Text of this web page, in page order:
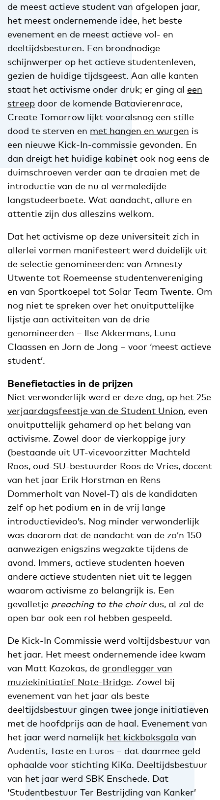
de meest actieve student van afgelopen jaar,
het meest ondernemende idee, het beste
evenement en de meest actieve vol- en
deeltijdsbesturen. Een broodnodige
schijnwerper op het actieve studentenleven,
gezien de huidige tijdsgeest. Aan alle kanten
staat het activisme onder druk; er ging al een
streep door de komende Batavierenrace,
Create Tomorrow lijkt vooralsnog een stille
dood te sterven en met hangen en wurgen is
een nieuwe Kick-In-commissie gevonden. En
dan dreigt het huidige kabinet ook nog eens de
duimschroeven verder aan te draaien met de
introductie van de nu al vermaledijde
langstudeerboete. Wat aandacht, allure en
attentie zijn dus alleszins welkom.
Dat het activisme op deze universiteit zich in
allerlei vormen manifesteert werd duidelijk uit
de selectie genomineerden: van Amnesty
Utwente tot Roemeense studentenvereniging
en van Sportkoepel tot Solar Team Twente. Om
nog niet te spreken over het onuitputtelijke
lijstje aan activiteiten van de drie
genomineerden – Ilse Akkermans, Luna
Claassen en Jorn de Jong – voor ‘meest actieve
student’.
Benefietacties in de prijzen
Niet verwonderlijk werd er deze dag, op het 25e
verjaardagsfeestje van de Student Union, even
onuitputtelijk gehamerd op het belang van
activisme. Zowel door de vierkoppige jury
(bestaande uit UT-vicevoorzitter Machteld
Roos, oud-SU-bestuurder Roos de Vries, docent
van het jaar Erik Horstman en Rens
Dommerholt van Novel-T) als de kandidaten
zelf op het podium en in de vrij lange
introductievideo’s. Nog minder verwonderlijk
was daarom dat de aandacht van de zo’n 150
aanwezigen enigszins wegzakte tijdens de
avond. Immers, actieve studenten hoeven
andere actieve studenten niet uit te leggen
waarom activisme zo belangrijk is. Een
gevalletje preaching to the choirdus, al zal de
open bar ook een rol hebben gespeeld.
De Kick-In Commissie werd voltijdsbestuur van
het jaar. Het meest ondernemende idee kwam
van Matt Kazokas, de grondlegger van
muziekinitiatief Note-Bridge. Zowel bij
evenement van het jaar als beste
deeltijdsbestuur gingen twee jonge initiatieven
met de hoofdprijs aan de haal. Evenement van
het jaar werd namelijk het kickboksgala van
Audentis, Taste en Euros – dat daarmee geld
ophaalde voor stichting KiKa. Deeltijdsbestuur
van het jaar werd SBK Enschede. Dat
‘Studentbestuur Ter Bestrijding van Kanker’